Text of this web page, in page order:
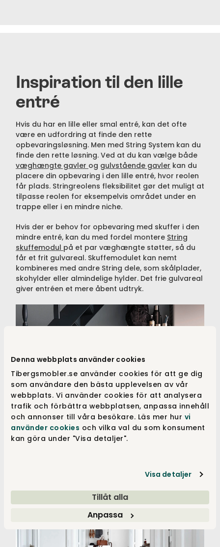
Denna webbplats använder cookies
Tibergsmobler.se använder cookies för att ge dig
som användare den bästa upplevelsen av vår
webbplats. Vi använder cookies för att analysera
trafik och förbättra webbplatsen, anpassa innehåll
och annonser till våra besökare. Läs mer hur vi
använder cookies och vilka val du som konsument
kan göra under "Visa detaljer".
Visa detaljer
Tillåt alla
Anpassa
Inspiration til den lille
entré
Hvis du har en lille eller smal entré, kan det ofte
være en udfordring at finde den rette
opbevaringsløsning. Men med String System kan du
finde den rette løsning. Ved at du kan vælge både
væghængte gavler og gulvstående gavler kan du
placere din opbevaring i den lille entré, hvor reolen
får plads. Stringreolens fleksibilitet gør det muligt at
tilpasse reolen for eksempelvis området under en
trappe eller i en mindre niche.
Hvis der er behov for opbevaring med skuffer i den
mindre entré, kan du med fordel montere String
skuffemodul på et par væghængte støtter, så du
får et frit gulvareal. Skuffemodulet kan nemt
kombineres med andre String dele, som skålplader,
skohylder eller almindelige hylder. Det frie gulvareal
giver entréen et mere åbent udtryk.